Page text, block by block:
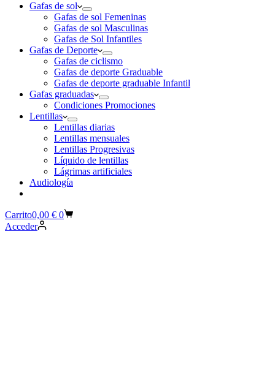
Gafas de sol
Gafas de sol Femeninas
Gafas de sol Masculinas
Gafas de Sol Infantiles
Gafas de Deporte
Gafas de ciclismo
Gafas de deporte Graduable
Gafas de deporte graduable Infantil
Gafas graduadas
Condiciones Promociones
Lentillas
Lentillas diarias
Lentillas mensuales
Lentillas Progresivas
Líquido de lentillas
Lágrimas artificiales
Audiología
Carrito0,00 € 0
Acceder